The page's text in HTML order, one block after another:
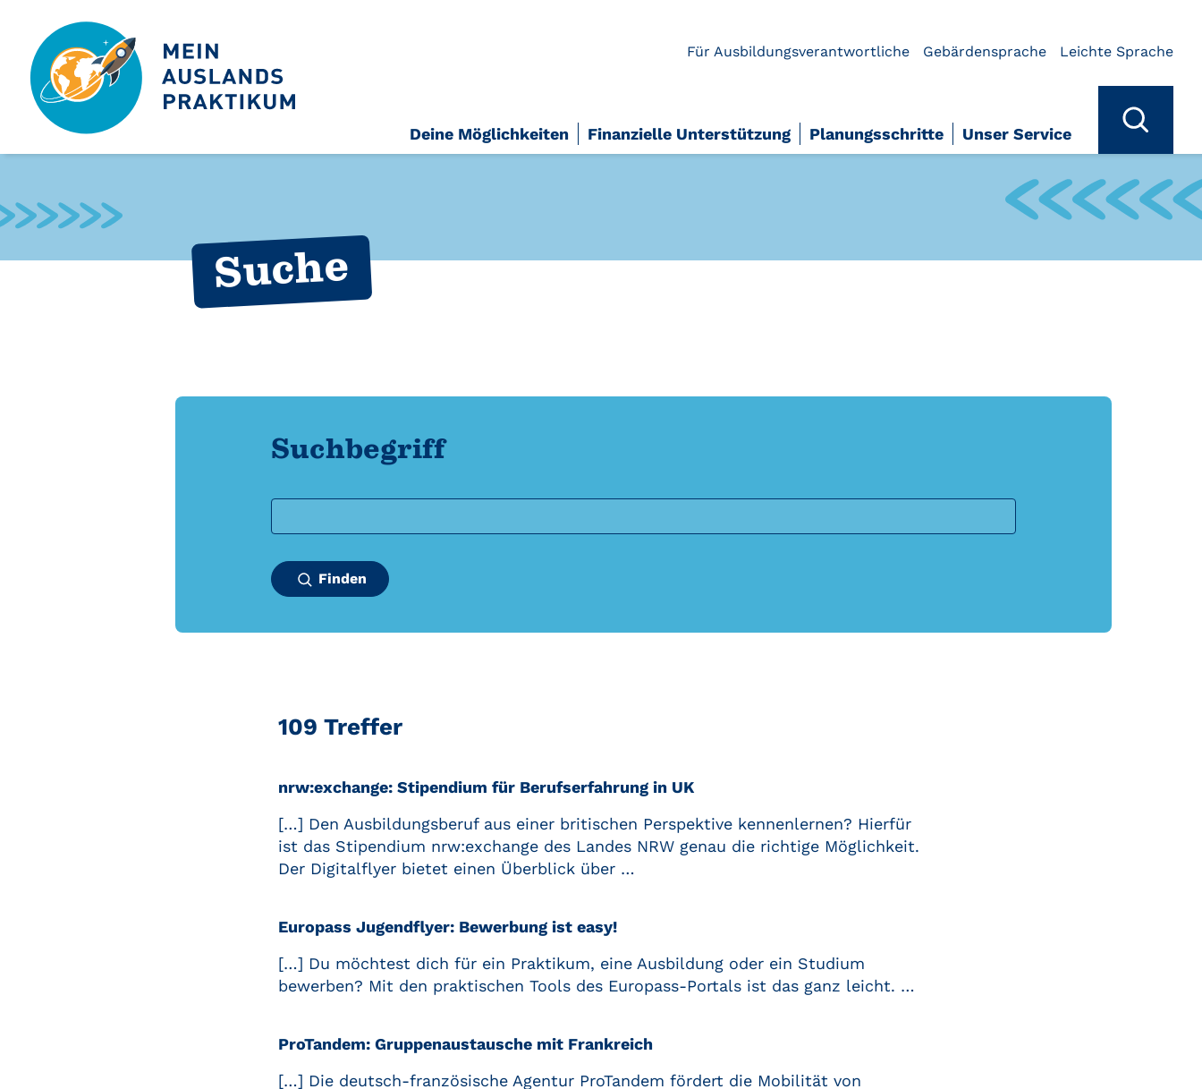
Für Ausbildungsverantwortliche Gebärdensprache Leichte Sprache
Deine Möglichkeiten Finanzielle Unterstützung Planungsschritte Unser Service
Suche
Suchbegriff
Finden
109 Treffer
nrw:exchange: Stipendium für Berufserfahrung in UK
[…] Den Ausbildungsberuf aus einer britischen Perspektive kennenlernen? Hierfür
ist das Stipendium nrw:exchange des Landes NRW genau die richtige Möglichkeit.
Der Digitalflyer bietet einen Überblick über …
Europass Jugendflyer: Bewerbung ist easy!
[…] Du möchtest dich für ein Praktikum, eine Ausbildung oder ein Studium
bewerben? Mit den praktischen Tools des Europass-Portals ist das ganz leicht. …
ProTandem: Gruppenaustausche mit Frankreich
[…] Die deutsch-französische Agentur ProTandem fördert die Mobilität von